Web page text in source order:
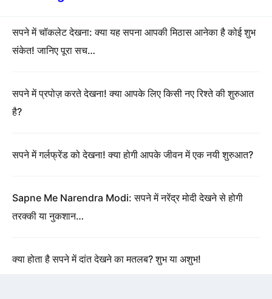
सपने में चॉकलेट देखना: क्या यह सपना आपकी मिठास आनेका है कोई शुभ
संकेत! जानिए पूरा सच…
सपने में प्रपोज़ करते देखना! क्या आपके लिए किसी नए रिश्ते की शुरुआत
है?
सपने में गर्लफ्रेंड को देखना! क्या होगी आपके जीवन में एक नयी शुरुआत?
Sapne Me Narendra Modi: सपने में नरेंद्र मोदी देखने से होगी
तरक्की या नुकशान…
क्या होता है सपने में दांत देखने का मतलब? शुभ या अशुभ!